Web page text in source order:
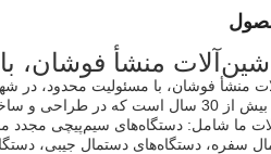
منشأ فوشان،
منشأ فوشان، با مسئولیت محدود، در
صنایع بافت تخصص داریم.
ما شامل: دستگاه‌های سیم‌پیچی مجدد